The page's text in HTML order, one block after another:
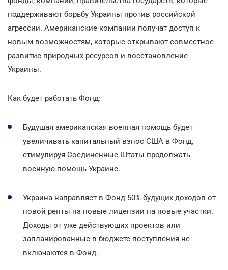
поддерживают борьбу Украины против российской
агрессии. Американские компании получат доступ к
новым возможностям, которые открывают совместное
развитие природных ресурсов и восстановление
Украины.
Как будет работать Фонд:
Будущая американская военная помощь будет
увеличивать капитальный взнос США в Фонд,
стимулируя Соединенные Штаты продолжать
военную помощь Украине.
Украина направляет в Фонд 50% будущих доходов от
новой ренты на новые лицензии на новые участки.
Доходы от уже действующих проектов или
запланированные в бюджете поступления не
включаются в Фонд.